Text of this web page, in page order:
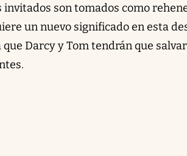
son tomados como
un nuevo significado en esta
Darcy y Tom tendrán que